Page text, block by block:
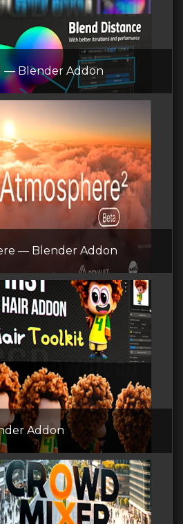
— Blender Addon
— Blender Addon
Addon